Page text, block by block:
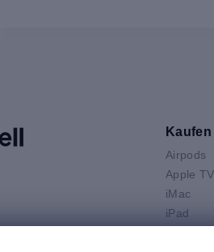
Kaufen
Airpods
Apple TV
iMac
iPad